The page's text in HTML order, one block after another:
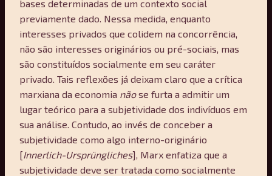
bases determinadas de um contexto social
previamente dado. Nessa medida, enquanto
interesses privados que colidem na concorrência,
não são interesses originários ou pré-sociais, mas
são constituídos socialmente em seu caráter
privado. Tais reflexões já deixam claro que a crítica
marxiana da economia nãose furta a admitir um
lugar teórico para a subjetividade dos indivíduos em
sua análise. Contudo, ao invés de conceber a
subjetividade como algo interno-originário
[Innerlich-Ursprüngliches], Marx enfatiza que a
subjetividade deve ser tratada como socialmente